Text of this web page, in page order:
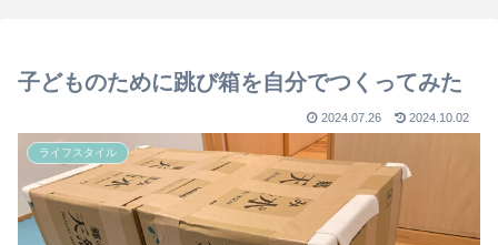
子どものために跳び箱を自分でつくってみた
2024.07.26 2024.10.02
ライフスタイル